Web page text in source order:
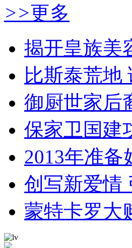
>>更多
揭开皇族美
比斯泰荒地
御厨世家后
保家卫国建
2013年准备
创写新爱情
蒙特卡罗大